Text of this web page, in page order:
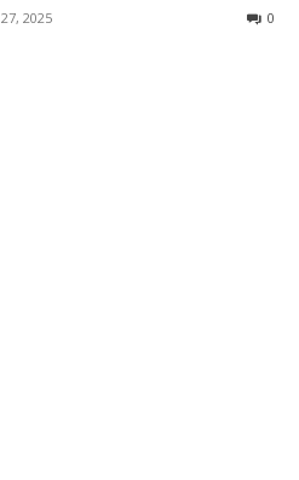
2025 0